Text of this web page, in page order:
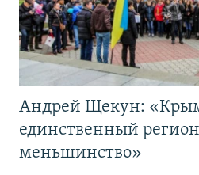
Андрей Щекун:
единственный
меньшинство»